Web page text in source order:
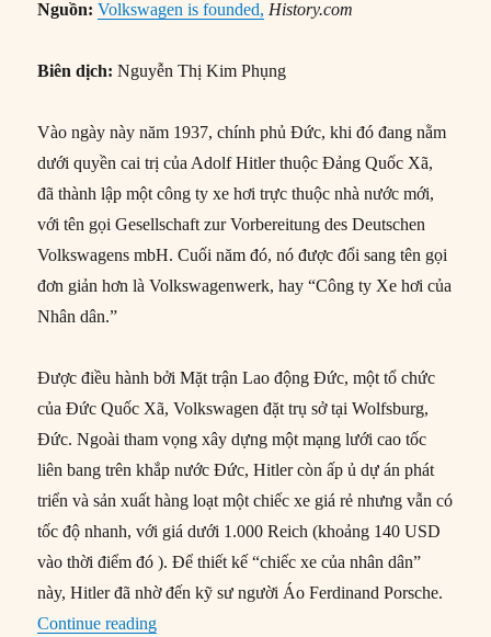
Nguồn: Volkswagen is founded, History.com
Biên dịch: Nguyễn Thị Kim Phụng
Vào ngày này năm 1937, chính phủ Đức, khi đó đang nằm
dưới quyền cai trị của Adolf Hitler thuộc Đảng Quốc Xã,
đã thành lập một công ty xe hơi trực thuộc nhà nước mới,
với tên gọi Gesellschaft zur Vorbereitung des Deutschen
Volkswagens mbH. Cuối năm đó, nó được đổi sang tên gọi
đơn giản hơn là Volkswagenwerk, hay “Công ty Xe hơi của
Nhân dân.”
Được điều hành bởi Mặt trận Lao động Đức, một tổ chức
của Đức Quốc Xã, Volkswagen đặt trụ sở tại Wolfsburg,
Đức. Ngoài tham vọng xây dựng một mạng lưới cao tốc
liên bang trên khắp nước Đức, Hitler còn ấp ủ dự án phát
triển và sản xuất hàng loạt một chiếc xe giá rẻ nhưng vẫn có
tốc độ nhanh, với giá dưới 1.000 Reich (khoảng 140 USD
vào thời điểm đó ). Để thiết kế “chiếc xe của nhân dân”
này, Hitler đã nhờ đến kỹ sư người Áo Ferdinand Porsche.
Continue reading“28/05/1937: Volkswagen được thành lập”